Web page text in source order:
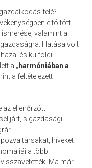
felé?
eltöltött
valamint a
Hatása volt
és külföldi
a „ harmóniában a
a feltételezett
az ellenőrzött
járt, s gazdasági
társakat, híveket
a többi
Ma már